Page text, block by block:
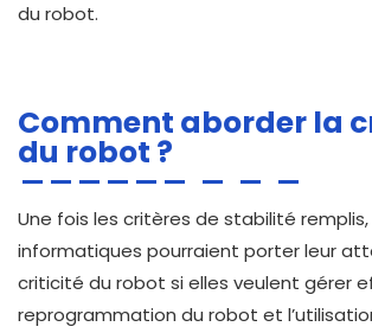
du robot.
Comment aborder la
du robot ?
Une fois les critères de stabilité
informatiques pourraient porter leur
criticité du robot si elles veulent gérer
reprogrammation du robot et